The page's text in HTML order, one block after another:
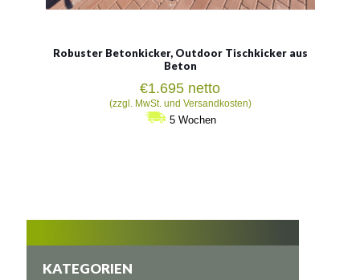
Robuster Betonkicker, Outdoor Tischkicker aus
Beton
€1.695 netto
(zzgl. MwSt. und Versandkosten)
5 Wochen
KATEGORIEN